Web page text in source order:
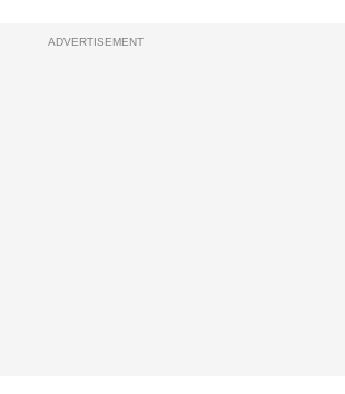
ADVERTISEMENT